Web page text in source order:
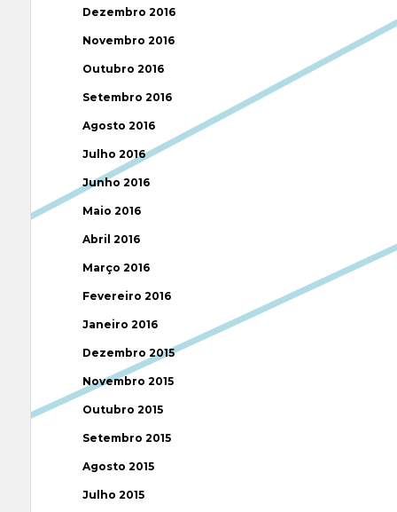
Dezembro 2016
Novembro 2016
Outubro 2016
Setembro 2016
Agosto 2016
Julho 2016
Junho 2016
Maio 2016
Abril 2016
Março 2016
Fevereiro 2016
Janeiro 2016
Dezembro 2015
Novembro 2015
Outubro 2015
Setembro 2015
Agosto 2015
Julho 2015